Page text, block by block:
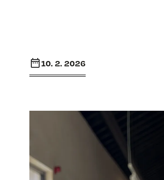
10. 2. 2026